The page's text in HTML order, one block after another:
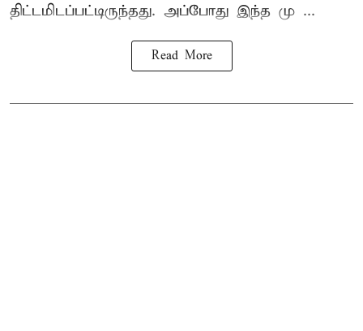
திட்டமிடப்பட்டிருந்தது. அப்போது இந்த மு ...
Read More